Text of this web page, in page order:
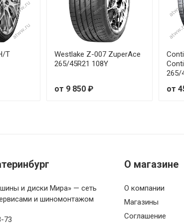
Latitude Sport 3 275/40R20 106Y RunFlat
Latitude Sport 3 275/45R20 110Y
Latitude Sport 3 275/45R21 107Y
Latitude Sport 3 275/50R20 113W
Latitude Sport 3 275/50R20 113W RunFlat
Latitude Sport 3 285/40R20 108Y
T
Westlake Z-007 ZuperAce
265/45R21 108Y
от 9 850 ₽
265/
от
и диски Мира» — сеть
и шиномонтажом
73
О магазине
О компании
Магазины
Соглашение